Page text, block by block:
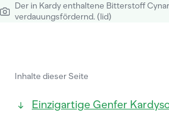
Der in Kardy enthaltene Bitterstoff
verdauungsfördernd. (lid)
Inhalte dieser Seite
Einzigartige Genfer